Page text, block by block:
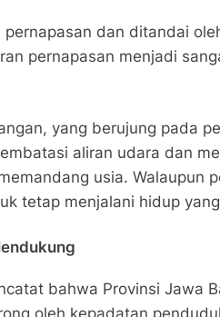
dan ditandai
pernapasan menjadi
yang berujung pada
aliran udara dan
usia. Walaupun
tetap menjalani hidup
bahwa Provinsi Jawa
oleh kepadatan